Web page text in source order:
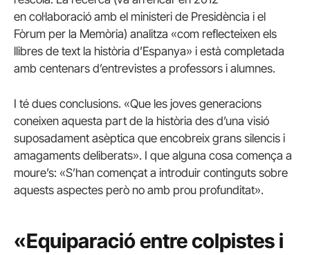
en col·laboració amb el ministeri de Presidència i el
Fòrum per la Memòria) analitza «com reflecteixen els
llibres de text la història d’Espanya» i està completada
amb centenars d’entrevistes a professors i alumnes.
I té dues conclusions. «Que les joves generacions
coneixen aquesta part de la història des d’una visió
suposadament asèptica que encobreix grans silencis i
amagaments deliberats». I que alguna cosa comença a
moure’s: «S’han començat a introduir continguts sobre
aquests aspectes però no amb prou profunditat».
«Equiparació entre colpistes i